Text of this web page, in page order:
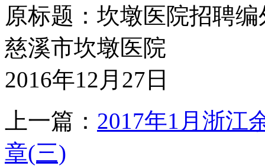
原标题：坎墩医院招聘
慈溪市坎墩医院
2016年12月27日
上一篇： 2017年1月浙江
章(三)